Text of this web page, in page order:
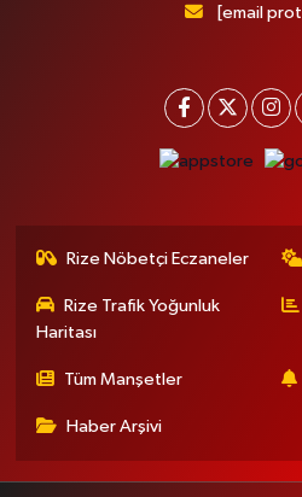
[email
Rize Nöbetçi Eczaneler
Rize Trafik Yoğunluk
Haritası
Tüm Manşetler
Haber Arşivi